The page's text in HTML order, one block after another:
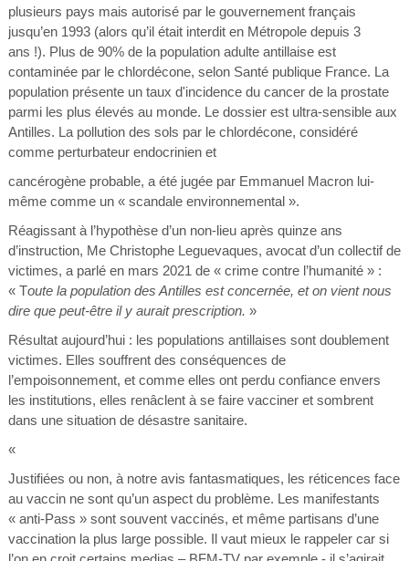
plusieurs pays mais autorisé par le gouvernement français
jusqu’en 1993 (alors qu’il était interdit en Métropole depuis 3
ans !). Plus de 90% de la population adulte antillaise est
contaminée par le chlordécone, selon Santé publique France. La
population présente un taux d'incidence du cancer de la prostate
parmi les plus élevés au monde. Le dossier est ultra-sensible aux
Antilles. La pollution des sols par le chlordécone, considéré
comme perturbateur endocrinien et
cancérogène probable, a été jugée par Emmanuel Macron lui-
même comme un « scandale environnemental ».
Réagissant à l’hypothèse d’un non-lieu après quinze ans
d’instruction, Me Christophe Leguevaques, avocat d’un collectif de
victimes, a parlé en mars 2021 de « crime contre l’humanité » :
« Toute la population des Antilles est concernée, et on vient nous
dire que peut-être il y aurait prescription. »
Résultat aujourd’hui : les populations antillaises sont doublement
victimes. Elles souffrent des conséquences de
l’empoisonnement, et comme elles ont perdu confiance envers
les institutions, elles renâclent à se faire vacciner et sombrent
dans une situation de désastre sanitaire.
«
Justifiées ou non, à notre avis fantasmatiques, les réticences face
au vaccin ne sont qu’un aspect du problème. Les manifestants
« anti-Pass » sont souvent vaccinés, et même partisans d’une
vaccination la plus large possible. Il vaut mieux le rappeler car si